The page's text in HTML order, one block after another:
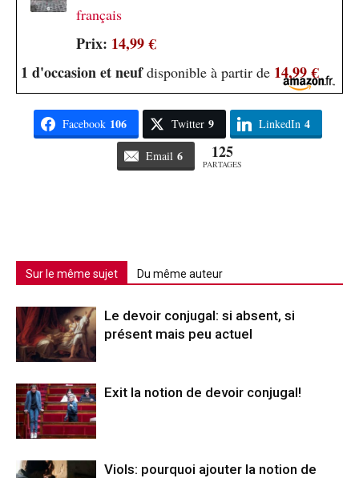
français
Prix: 14,99 €
1 d'occasion et neufdisponible à partir de 14,99 €
Facebook 106 Twitter 9 LinkedIn 4
Email 6 125
PARTAGES
Sur le même sujet Du même auteur
Le devoir conjugal: si absent, si
présent mais peu actuel
Exit la notion de devoir conjugal!
Viols: pourquoi ajouter la notion de